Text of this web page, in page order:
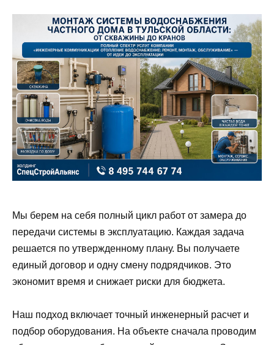
Мы берем на себя полный цикл работ от замера до
передачи системы в эксплуатацию. Каждая задача
решается по утвержденному плану. Вы получаете
единый договор и одну смену подрядчиков. Это
экономит время и снижает риски для бюджета.
Наш подход включает точный инженерный расчет и
подбор оборудования. На объекте сначала проводим